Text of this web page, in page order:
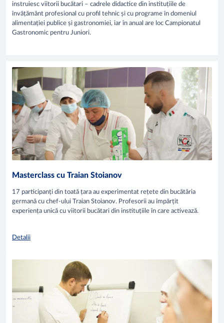
instruiesc viitorii bucătari – cadrele didactice din instituțiile de
învățământ profesional cu profil tehnic și cu programe în domeniul
alimentației publice și gastronomiei, iar în anual are loc Campionatul
Gastronomic pentru Juniori.
Masterclass cu Traian Stoianov
17 participanți din toată țara au experimentat rețete din bucătăria
germană cu chef-ului Traian Stoianov. Profesorii au împărțit
experiența unică cu viitorii bucătari din instituțiile în care activează.
Detalii